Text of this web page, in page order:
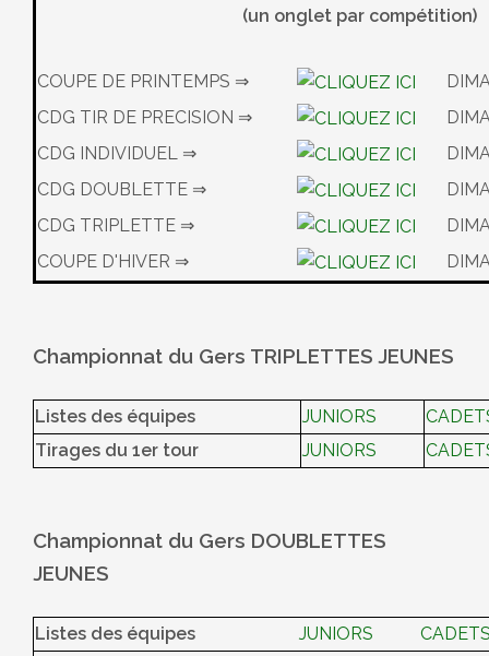
(un onglet par compétition)
COUPE DE PRINTEMPS ⇒
CDG TIR DE PRECISION ⇒
CDG INDIVIDUEL ⇒
CDG DOUBLETTE ⇒
CDG TRIPLETTE ⇒
COUPE D'HIVER ⇒
Championnat du Gers TRIPLETTES JEUNES
Listes des équipes JUNIORS
Tirages du 1er tour
JUNIORS
Championnat du Gers DOUBLETTES
JEUNES
Listes des équipes JUNIORS